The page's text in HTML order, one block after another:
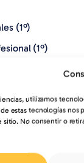
utilizamos
estas tecnologías
No consentir o
(1º)
(1º)
(1º)
cabello (1º)
(1º)